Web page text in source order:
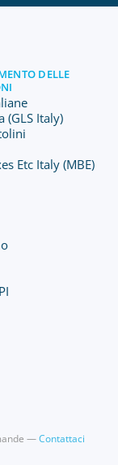
DELLE
(GLS Italy)
Etc Italy (MBE)
—Contattaci